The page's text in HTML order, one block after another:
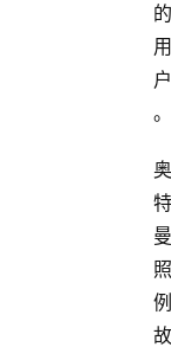
的
用
户
。
奥
特
曼
照
例
故